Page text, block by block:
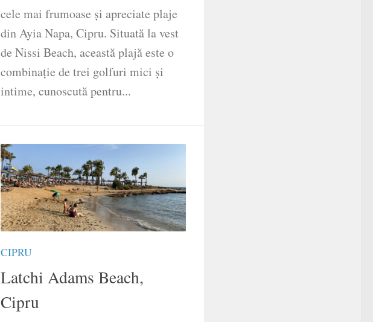
cele mai frumoase și apreciate plaje
din Ayia Napa, Cipru. Situată la vest
de Nissi Beach, această plajă este o
combinație de trei golfuri mici și
intime, cunoscută pentru...
CIPRU
Latchi Adams Beach,
Cipru